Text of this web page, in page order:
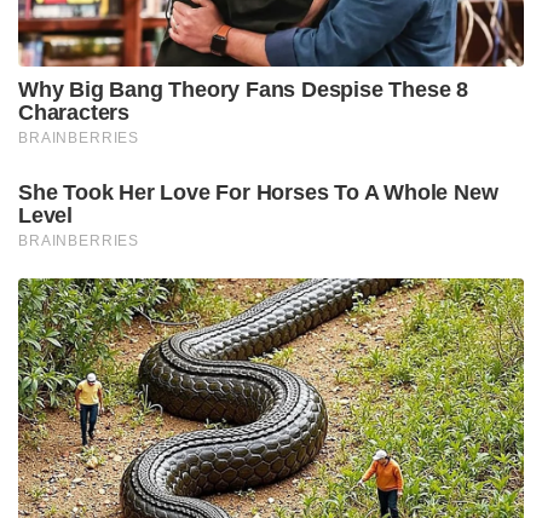
Why Big Bang Theory Fans Despise These 8
Characters
BRAINBERRIES
She Took Her Love For Horses To A Whole New
Level
BRAINBERRIES